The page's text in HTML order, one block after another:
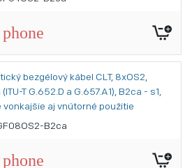
phone
bezgélový kábel CLT, 8xOS2,
T G.652.D a G.657.A1), B2ca - s1,
vonkajšie aj vnútorné použitie
B2ca
phone